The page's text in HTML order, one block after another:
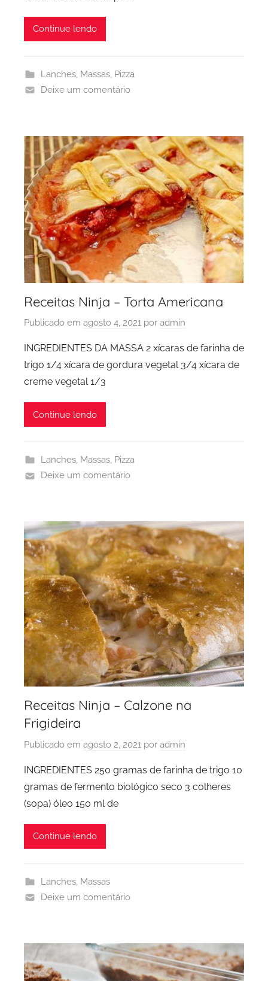
Continue lendo
Lanches, Massas, Pizza
Deixe um comentário
Receitas Ninja – Torta Americana
Publicado em agosto 4, 2021 por admin
INGREDIENTES DA MASSA 2 xícaras de farinha de
trigo 1/4 xícara de gordura vegetal 3/4 xícara de
creme vegetal 1/3
Continue lendo
Lanches, Massas, Pizza
Deixe um comentário
Receitas Ninja – Calzone na
Frigideira
Publicado em agosto 2, 2021 por admin
INGREDIENTES 250 gramas de farinha de trigo 10
gramas de fermento biológico seco 3 colheres
(sopa) óleo 150 ml de
Continue lendo
Lanches, Massas
Deixe um comentário